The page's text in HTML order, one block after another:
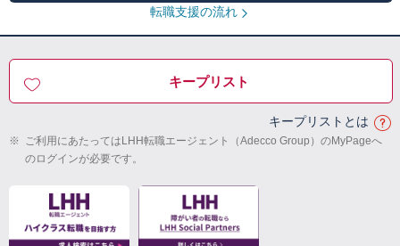
転職支援の流れ
キープリスト
キープリストとは
※ ご利用にあたってはLHH転職エージェント（Adecco Group）のMyPageへ
のログインが必要です。